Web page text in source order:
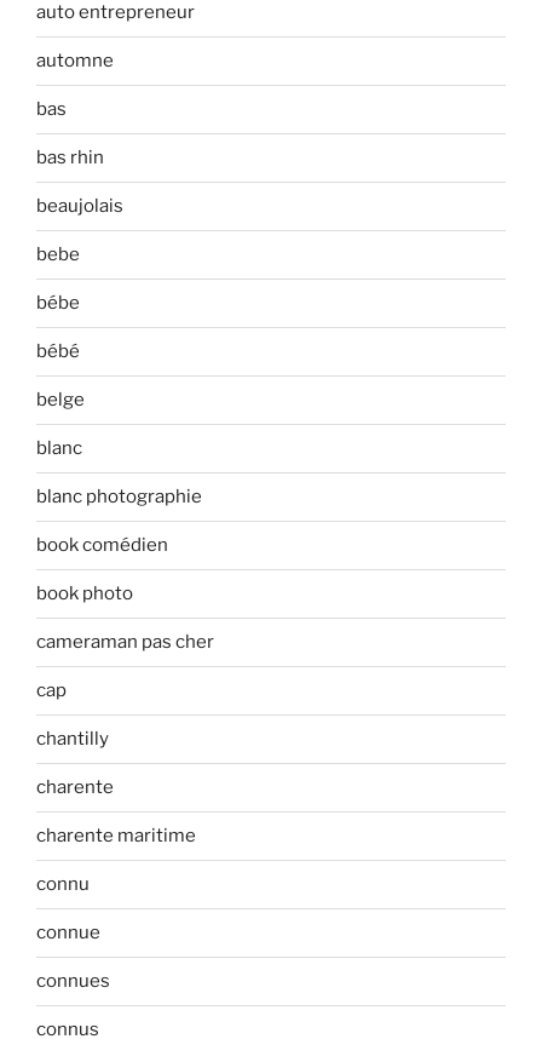
auto entrepreneur
automne
bas
bas rhin
beaujolais
bebe
bébe
bébé
belge
blanc
blanc photographie
book comédien
book photo
cameraman pas cher
cap
chantilly
charente
charente maritime
connu
connue
connues
connus